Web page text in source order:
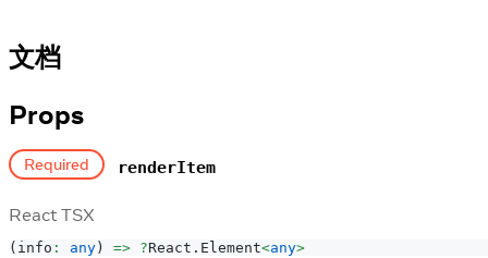
文档
Props
Required renderItem
React TSX
( info : any ) => ?React . Element<any>